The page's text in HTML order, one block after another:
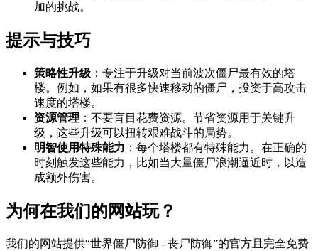
加的挑战。
提示与技巧
策略性升级 ：专注于升级对当前波次僵尸最有效的塔
楼。例如，如果有很多快速移动的僵尸，投资于高攻击
速度的塔楼。
资源管理 ：不要盲目花费资源。节省资源用于关键升
级，这些升级可以扭转艰难战斗的局势。
明智使用特殊能力 ：每个塔楼都有特殊能力。在正确的
时刻触发这些能力，比如当大量僵尸浪潮逼近时，以造
成额外伤害。
为何在我们的网站玩？
我们的网站提供“世界僵尸防御 - 丧尸防御”的官方且完全免费